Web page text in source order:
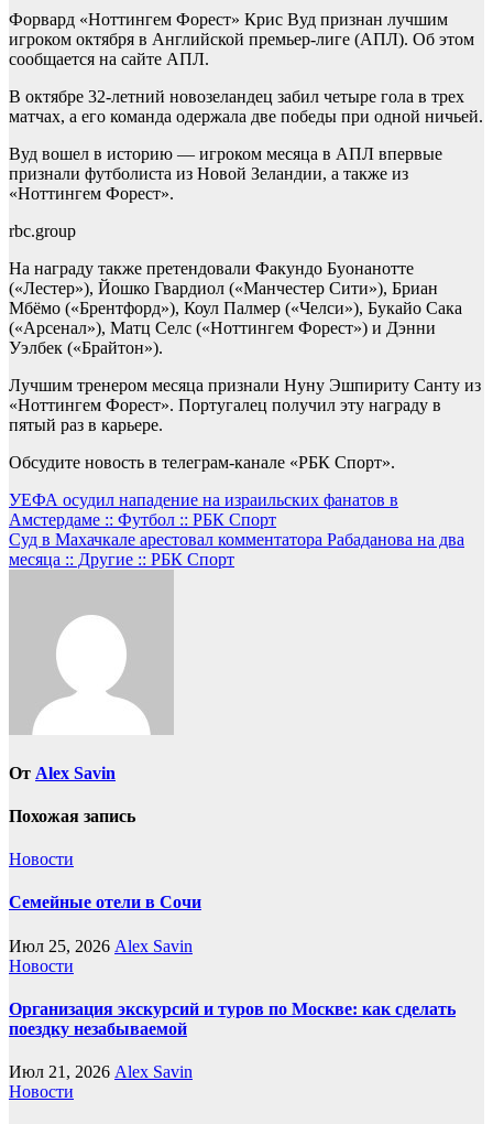
Форвард «Ноттингем Форест» Крис Вуд признан лучшим
игроком октября в Английской премьер-лиге (АПЛ). Об этом
сообщается на сайте АПЛ.
В октябре 32-летний новозеландец забил четыре гола в трех
матчах, а его команда одержала две победы при одной ничьей.
Вуд вошел в историю — игроком месяца в АПЛ впервые
признали футболиста из Новой Зеландии, а также из
«Ноттингем Форест».
rbc.group
На награду также претендовали Факундо Буонанотте
(«Лестер»), Йошко Гвардиол («Манчестер Сити»), Бриан
Мбёмо («Брентфорд»), Коул Палмер («Челси»), Букайо Сака
(«Арсенал»), Матц Селс («Ноттингем Форест») и Дэнни
Уэлбек («Брайтон»).
Лучшим тренером месяца признали Нуну Эшпириту Санту из
«Ноттингем Форест». Португалец получил эту награду в
пятый раз в карьере.
Обсудите новость в телеграм-канале «РБК Спорт».
Навигация
по
записям
УЕФА осудил нападение на израильских фанатов в
Амстердаме :: Футбол :: РБК Спорт
Суд в Махачкале арестовал комментатора Рабаданова на два
месяца :: Другие :: РБК Спорт
От Alex Savin
Похожая запись
Новости
Семейные отели в Сочи
Июл 25, 2026 Alex Savin
Новости
Организация экскурсий и туров по Москве: как сделать
поездку незабываемой
Июл 21, 2026 Alex Savin
Новости